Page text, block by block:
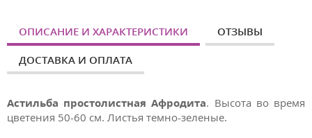
ОПИСАНИЕ И ХАРАКТЕРИСТИКИ ОТЗЫВЫ
ДОСТАВКА И ОПЛАТА
Астильба простолистная Афродита. Высота во время
цветения 50-60 см. Листья темно-зеленые.